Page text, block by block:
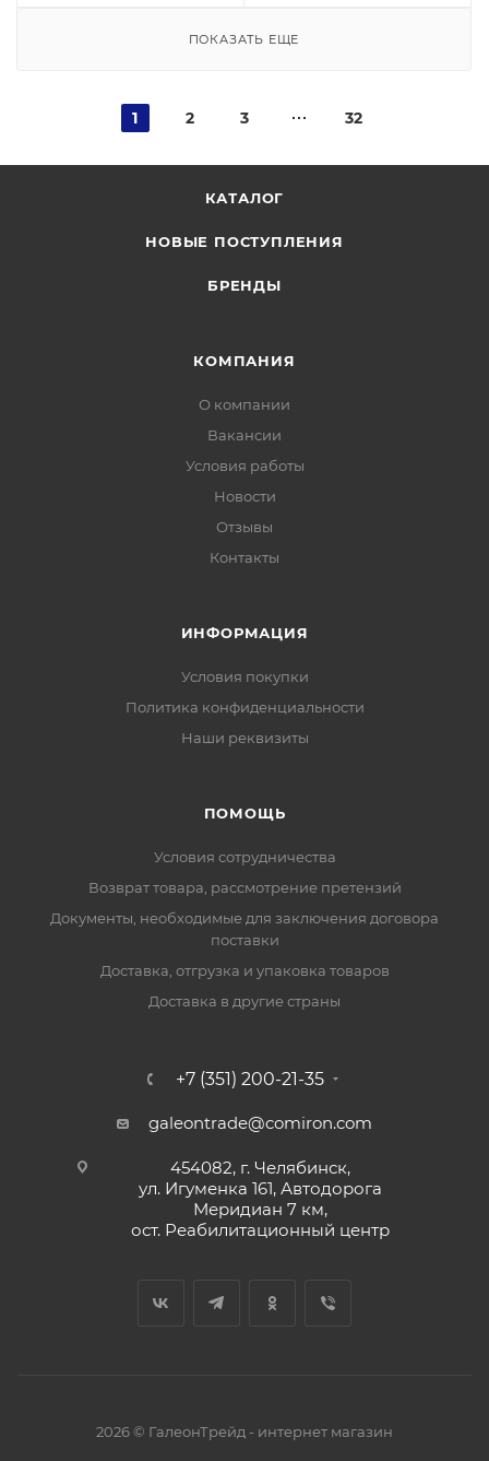
ПОКАЗАТЬ ЕЩЕ
1 2 3 32
КАТАЛОГ
НОВЫЕ ПОСТУПЛЕНИЯ
БРЕНДЫ
КОМПАНИЯ
О компании
Вакансии
Условия работы
Новости
Отзывы
Контакты
ИНФОРМАЦИЯ
Условия покупки
Политика конфиденциальности
Наши реквизиты
ПОМОЩЬ
Условия сотрудничества
Возврат товара, рассмотрение претензий
Документы, необходимые для заключения договора
поставки
Доставка, отгрузка и упаковка товаров
Доставка в другие страны
+7 (351) 200-21-35
galeontrade@comiron.com
454082, г. Челябинск,
ул. Игуменка 161, Автодорога
Меридиан 7 км,
ост. Реабилитационный центр
2026 © ГалеонТрейд - интернет магазин